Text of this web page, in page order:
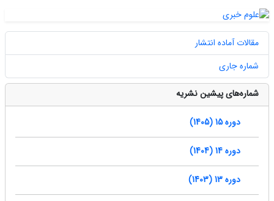
مقالات آماده انتشار
شماره جاری
شماره‌های پیشین نشریه
دوره 15 (1405)
دوره 14 (1404)
دوره 13 (1403)